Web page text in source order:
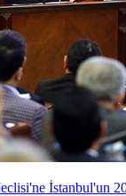
İstanbul'un